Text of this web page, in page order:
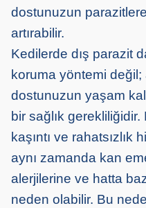
dostunuzun
artırabilir.
Kedilerde dış parazit
koruma yöntemi değil;
dostunuzun yaşam
bir sağlık
kaşıntı ve
aynı zamanda kan
alerjilerine ve hatta
neden olabilir. Bu